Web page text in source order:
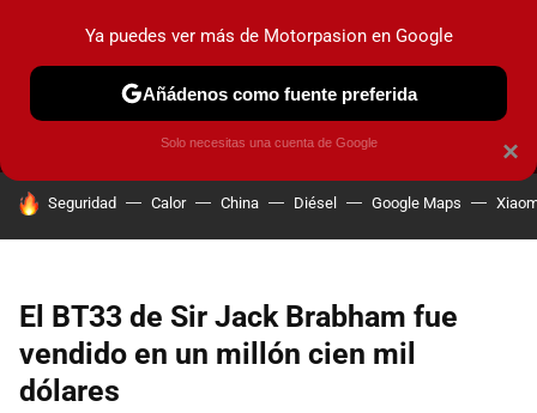
MENÚ NUEVO
COCHES ELÉCTRICOS OBSERVATORIO
HOY SE HABLA DE
Seguridad Calor China Diésel Google Maps
El BT33 de Sir Jack Brabham fue
vendido en un millón cien mil
dólares
×
Ya puedes ver más de Motorpasion en Google
Añádenos como fuente preferida
Solo necesitas una cuenta de Google